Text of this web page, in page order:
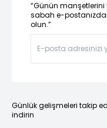
“Günün
sabah e-
olun.”
Günlük gelişmeleri takip
indirin